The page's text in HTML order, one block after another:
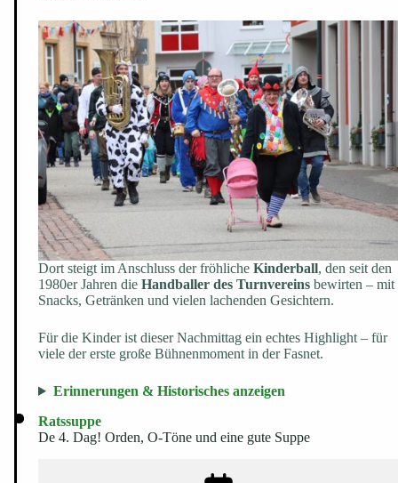
Dort steigt im Anschluss der fröhliche Kinderball, den seit den
1980er Jahren die Handballer des Turnvereins bewirten – mit
Snacks, Getränken und vielen lachenden Gesichtern.
Für die Kinder ist dieser Nachmittag ein echtes Highlight – für
viele der erste große Bühnenmoment in der Fasnet.
Erinnerungen & Historisches anzeigen
Ratssuppe
De 4. Dag! Orden, O-Töne und eine gute Suppe